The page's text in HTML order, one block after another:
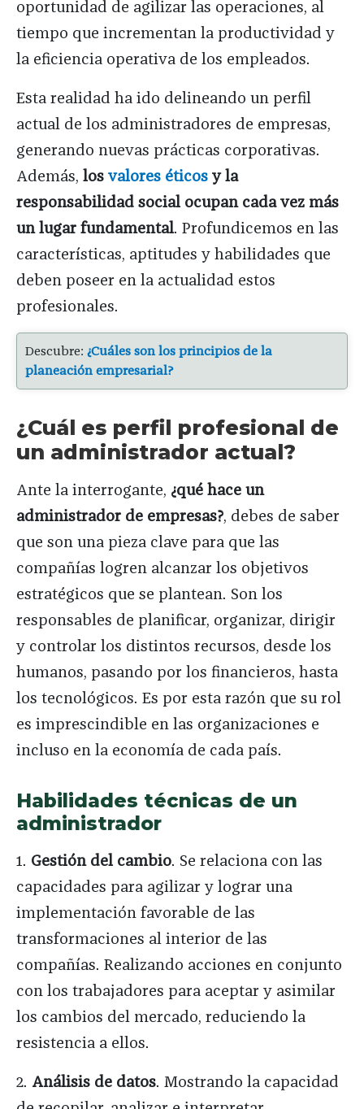
oportunidad de agilizar las operaciones, al
tiempo que incrementan la productividad y
la eficiencia operativa de los empleados.
Esta realidad ha ido delineando un perfil
actual de los administradores de empresas,
generando nuevas prácticas corporativas.
Además, los valores éticos y la
responsabilidad social ocupan cada vez más
un lugar fundamental. Profundicemos en las
características, aptitudes y habilidades que
deben poseer en la actualidad estos
profesionales.
Descubre: ¿Cuáles son los principios de la
planeación empresarial?
¿Cuál es perfil profesional de
un administrador actual?
Ante la interrogante, ¿qué hace un
administrador de empresas?, debes de saber
que son una pieza clave para que las
compañías logren alcanzar los objetivos
estratégicos que se plantean. Son los
responsables de planificar, organizar, dirigir
y controlar los distintos recursos, desde los
humanos, pasando por los financieros, hasta
los tecnológicos. Es por esta razón que su rol
es imprescindible en las organizaciones e
incluso en la economía de cada país.
Habilidades técnicas de un
administrador
1. Gestión del cambio. Se relaciona con las
capacidades para agilizar y lograr una
implementación favorable de las
transformaciones al interior de las
compañías. Realizando acciones en conjunto
con los trabajadores para aceptar y asimilar
los cambios del mercado, reduciendo la
resistencia a ellos.
2. Análisis de datos. Mostrando la capacidad